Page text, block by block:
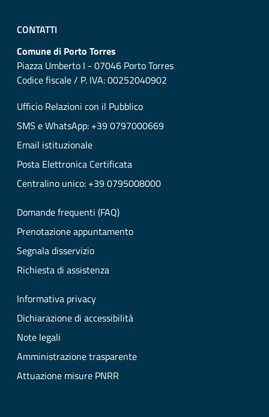
CONTATTI
Comune di Porto Torres
Piazza Umberto I - 07046 Porto Torres
Codice fiscale / P. IVA: 00252040902
Ufficio Relazioni con il Pubblico
SMS e WhatsApp: +39 0797000669
Email istituzionale
Posta Elettronica Certificata
Centralino unico: +39 0795008000
Domande frequenti (FAQ)
Prenotazione appuntamento
Segnala disservizio
Richiesta di assistenza
Informativa privacy
Dichiarazione di accessibilità
Note legali
Amministrazione trasparente
Attuazione misure PNRR